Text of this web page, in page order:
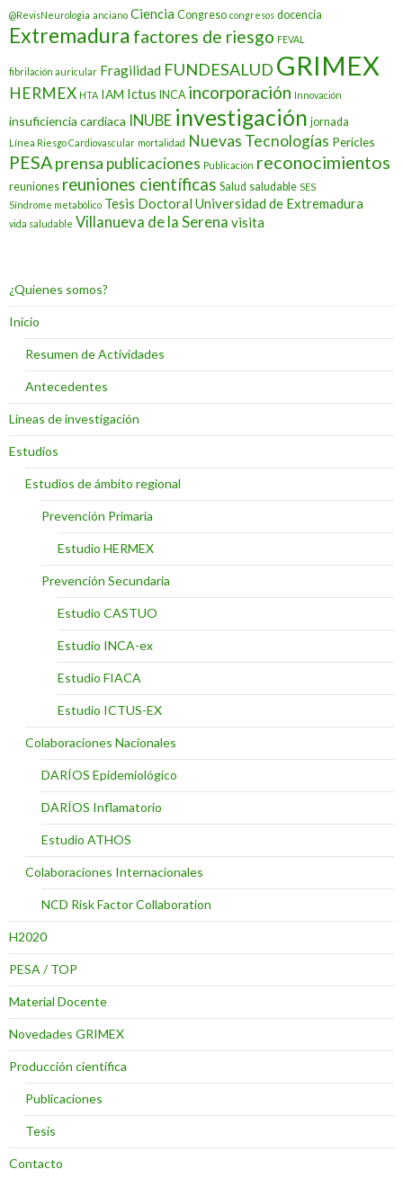
@RevisNeurologia anciano Ciencia Congreso congresos docencia
Extremadura factores de riesgo FEVAL
fibrilación auricular Fragilidad FUNDESALUD GRIMEX
HERMEX HTA IAM Ictus INCA incorporación Innovación
insuficiencia cardiaca INUBE investigación jornada
Línea Riesgo Cardiovascular mortalidad Nuevas Tecnologías Pericles
PESAprensa publicaciones Publicación reconocimientos
reuniones reuniones científicas Salud saludable SES
Síndrome metabólico Tesis Doctoral Universidad de Extremadura
vida saludable Villanueva de la Serena visita
¿Quienes somos?
Inicio
Resumen de Actividades
Antecedentes
Líneas de investigación
Estudios
Estudios de ámbito regional
Prevención Primaria
Estudio HERMEX
Prevención Secundaria
Estudio CASTUO
Estudio INCA-ex
Estudio FIACA
Estudio ICTUS-EX
Colaboraciones Nacionales
DARÍOS Epidemiológico
DARÍOS Inflamatorio
Estudio ATHOS
Colaboraciones Internacionales
NCD Risk Factor Collaboration
H2020
PESA / TOP
Material Docente
Novedades GRIMEX
Producción científica
Publicaciones
Tesis
Contacto